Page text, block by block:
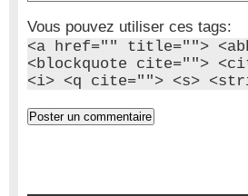
Vous pouvez utiliser ces tags:
<a href="" title="">
<blockquote cite="">
<i> <q cite=""> <s>